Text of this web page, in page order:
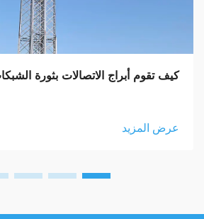
كيف تقوم أبراج الاتصالات بثورة
عرض المزيد